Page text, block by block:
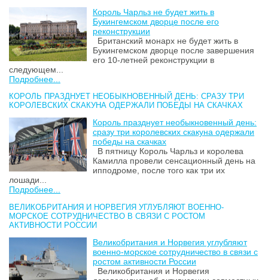
Король Чарльз не будет жить в
Букингемском дворце после его
реконструкции
Британский монарх не будет жить в
Букингемском дворце после завершения
его 10-летней реконструкции в
следующем...
Подробнее...
КОРОЛЬ ПРАЗДНУЕТ НЕОБЫКНОВЕННЫЙ ДЕНЬ: СРАЗУ ТРИ
КОРОЛЕВСКИХ СКАКУНА ОДЕРЖАЛИ ПОБЕДЫ НА СКАЧКАХ
Король празднует необыкновенный день:
сразу три королевских скакуна одержали
победы на скачках
В пятницу Король Чарльз и королева
Камилла провели сенсационный день на
ипподроме, после того как три их
лошади...
Подробнее...
ВЕЛИКОБРИТАНИЯ И НОРВЕГИЯ УГЛУБЛЯЮТ ВОЕННО-
МОРСКОЕ СОТРУДНИЧЕСТВО В СВЯЗИ С РОСТОМ
АКТИВНОСТИ РОССИИ
Великобритания и Норвегия углубляют
военно-морское сотрудничество в связи с
ростом активности России
Великобритания и Норвегия